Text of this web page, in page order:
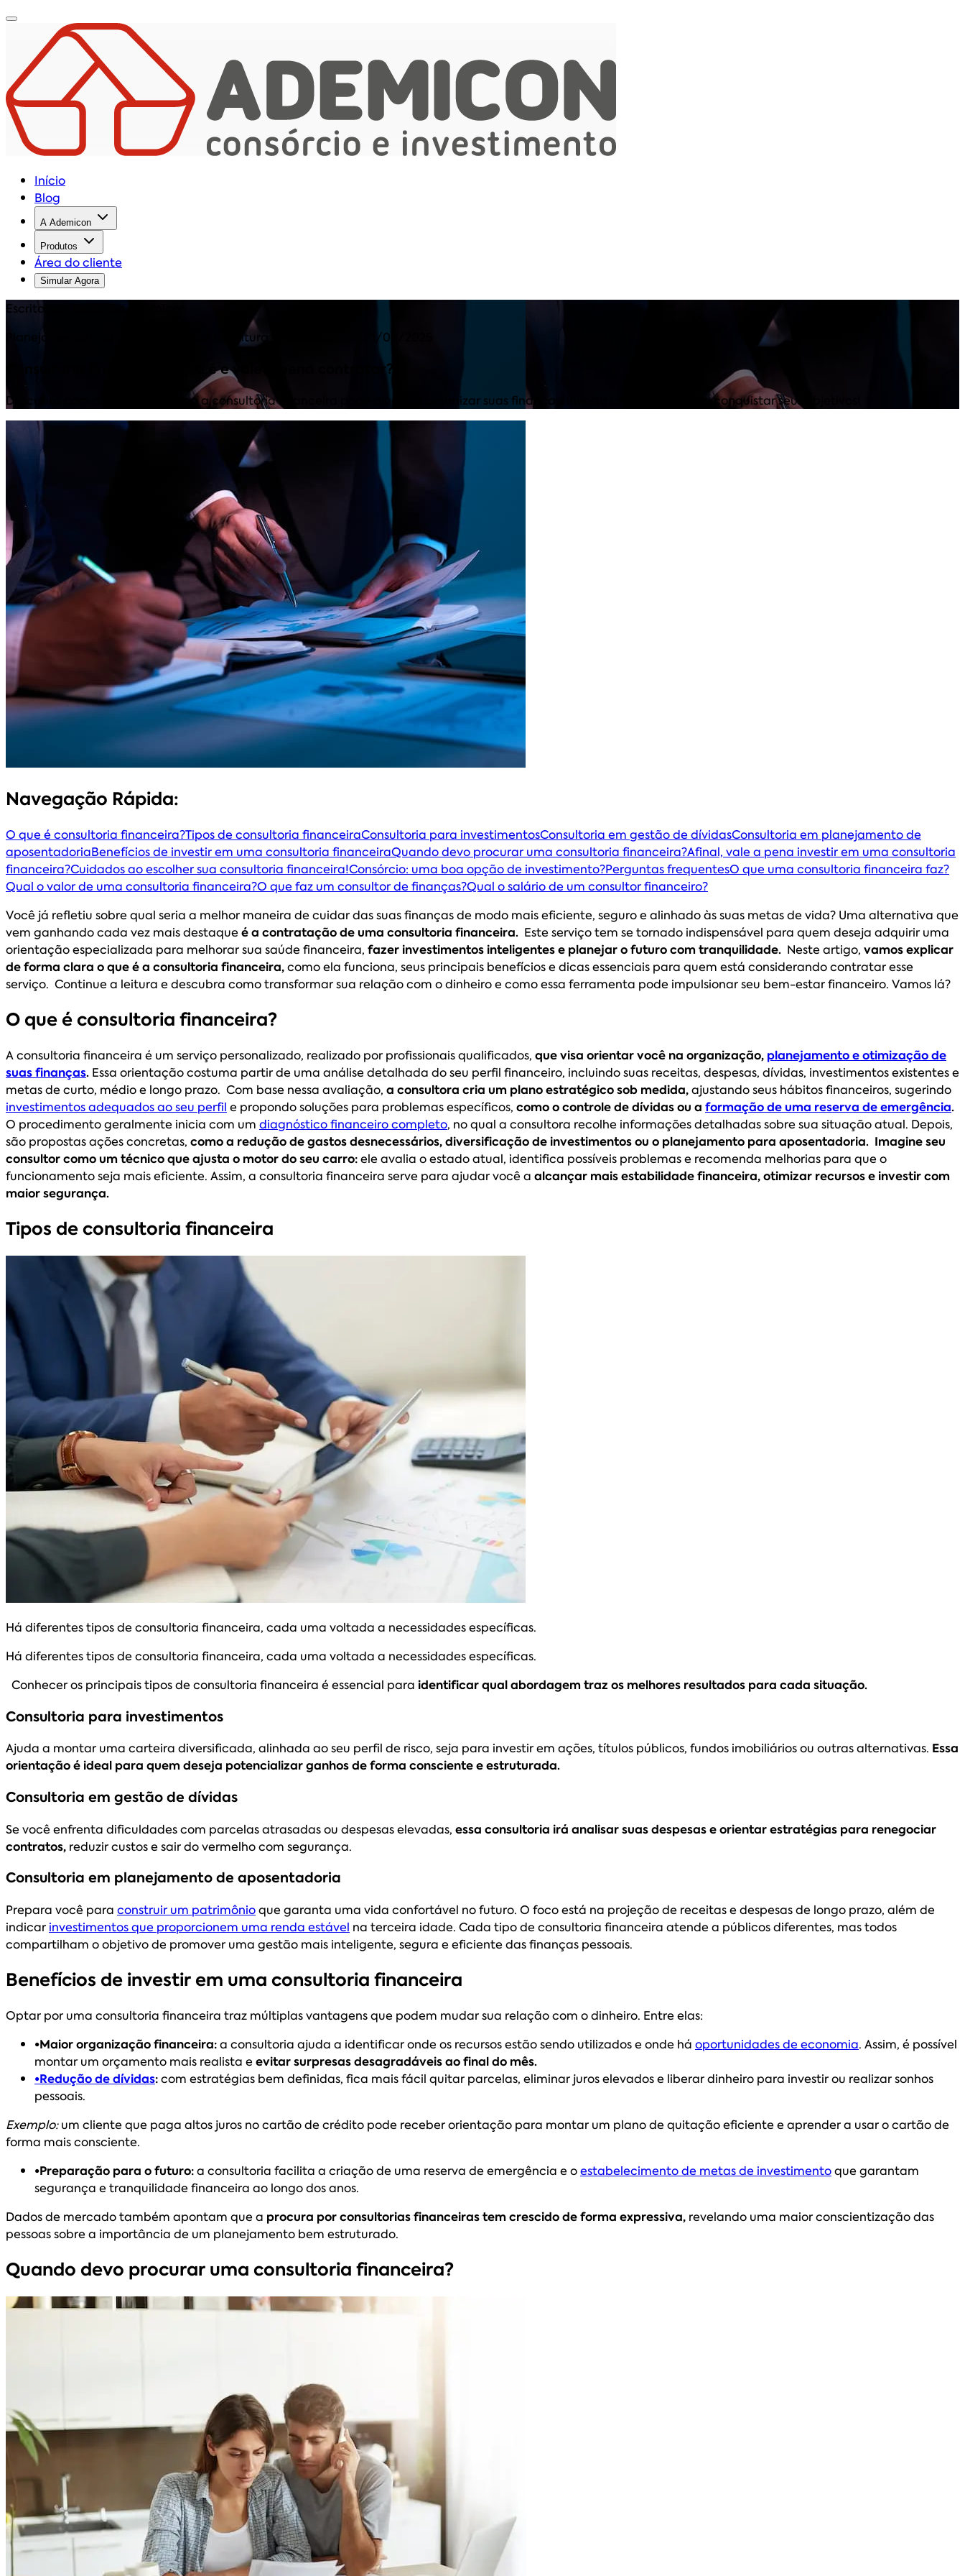
Início
Blog
A Ademicon
Produtos
Área do cliente
Simular Agora
Escrito por: Redação Ademicon
Planejamento Financeiro
7 minutos de leitura • Publicado em: 21/08/2025
Consultoria financeira: o que é e vale a pena contratar?
Descubra com a Ademicon como a consultoria financeira pode ajudar a organizar suas finanças, investir com segurança e conquistar seus objetivos!
Navegação Rápida:
O que é consultoria financeira?Tipos de consultoria financeiraConsultoria para investimentosConsultoria em gestão de dívidasConsultoria em planejamento de
aposentadoriaBenefícios de investir em uma consultoria financeiraQuando devo procurar uma consultoria financeira?Afinal, vale a pena investir em uma consultoria
financeira?Cuidados ao escolher sua consultoria financeira!Consórcio: uma boa opção de investimento?Perguntas frequentesO que uma consultoria financeira faz?
Qual o valor de uma consultoria financeira?O que faz um consultor de finanças?Qual o salário de um consultor financeiro?
Você já refletiu sobre qual seria a melhor maneira de cuidar das suas finanças de modo mais eficiente, seguro e alinhado às suas metas de vida? Uma alternativa que
vem ganhando cada vez mais destaqueé a contratação de uma consultoria financeira. Este serviço tem se tornado indispensável para quem deseja adquirir uma
orientação especializada para melhorar sua saúde financeira, fazer investimentos inteligentes e planejar o futuro com tranquilidade. Neste artigo, vamos explicar
de forma clara o que é a consultoria financeira,como ela funciona, seus principais benefícios e dicas essenciais para quem está considerando contratar esse
serviço. Continue a leitura e descubra como transformar sua relação com o dinheiro e como essa ferramenta pode impulsionar seu bem-estar financeiro. Vamos lá?
O que é consultoria financeira?
A consultoria financeira é um serviço personalizado, realizado por profissionais qualificados, que visa orientar você na organização, planejamento e otimização de
suas finanças. Essa orientação costuma partir de uma análise detalhada do seu perfil financeiro, incluindo suas receitas, despesas, dívidas, investimentos existentes e
metas de curto, médio e longo prazo. Com base nessa avaliação, a consultora cria um plano estratégico sob medida,ajustando seus hábitos financeiros, sugerindo
investimentos adequados ao seu perfil e propondo soluções para problemas específicos, como o controle de dívidas ou a formação de uma reserva de emergência.
O procedimento geralmente inicia com um diagnóstico financeiro completo, no qual a consultora recolhe informações detalhadas sobre sua situação atual. Depois,
são propostas ações concretas, como a redução de gastos desnecessários, diversificação de investimentos ou o planejamento para aposentadoria. Imagine seu
consultor como um técnico que ajusta o motor do seu carro:ele avalia o estado atual, identifica possíveis problemas e recomenda melhorias para que o
funcionamento seja mais eficiente. Assim, a consultoria financeira serve para ajudar você a alcançar mais estabilidade financeira, otimizar recursos e investir com
maior segurança.
Tipos de consultoria financeira
Há diferentes tipos de consultoria financeira, cada uma voltada a necessidades específicas.
Há diferentes tipos de consultoria financeira, cada uma voltada a necessidades específicas.
Conhecer os principais tipos de consultoria financeira é essencial para identificar qual abordagem traz os melhores resultados para cada situação.
Consultoria para investimentos
Ajuda a montar uma carteira diversificada, alinhada ao seu perfil de risco, seja para investir em ações, títulos públicos, fundos imobiliários ou outras alternativas. Essa
orientação é ideal para quem deseja potencializar ganhos de forma consciente e estruturada.
Consultoria em gestão de dívidas
Se você enfrenta dificuldades com parcelas atrasadas ou despesas elevadas, essa consultoria irá analisar suas despesas e orientar estratégias para renegociar
contratos, reduzir custos e sair do vermelho com segurança.
Consultoria em planejamento de aposentadoria
Prepara você para construir um patrimônioque garanta uma vida confortável no futuro. O foco está na projeção de receitas e despesas de longo prazo, além de
indicar investimentos que proporcionem uma renda estável na terceira idade. Cada tipo de consultoria financeira atende a públicos diferentes, mas todos
compartilham o objetivo de promover uma gestão mais inteligente, segura e eficiente das finanças pessoais.
Benefícios de investir em uma consultoria financeira
Optar por uma consultoria financeira traz múltiplas vantagens que podem mudar sua relação com o dinheiro. Entre elas:
•Maior organização financeira:a consultoria ajuda a identificar onde os recursos estão sendo utilizados e onde há oportunidades de economia. Assim, é possível
montar um orçamento mais realista eevitar surpresas desagradáveis ao final do mês.
•Redução de dívidas:com estratégias bem definidas, fica mais fácil quitar parcelas, eliminar juros elevados e liberar dinheiro para investir ou realizar sonhos
pessoais.
Exemplo:um cliente que paga altos juros no cartão de crédito pode receber orientação para montar um plano de quitação eficiente e aprender a usar o cartão de
forma mais consciente.
•Preparação para o futuro:a consultoria facilita a criação de uma reserva de emergência e oestabelecimento de metas de investimentoque garantam
segurança e tranquilidade financeira ao longo dos anos.
Dados de mercado também apontam que a procura por consultorias financeiras tem crescido de forma expressiva, revelando uma maior conscientização das
pessoas sobre a importância de um planejamento bem estruturado.
Quando devo procurar uma consultoria financeira?